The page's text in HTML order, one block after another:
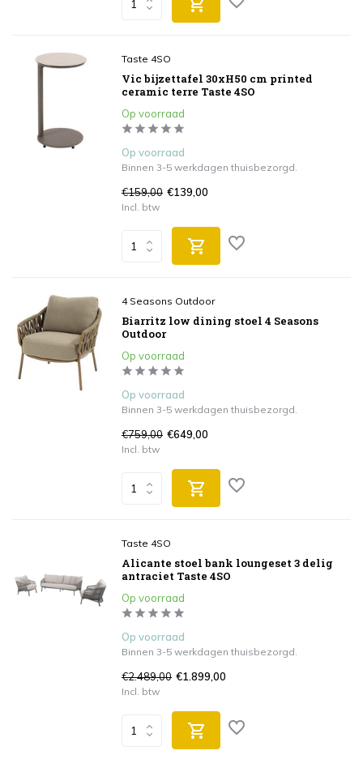
Taste 4SO
Vic bijzettafel 30xH50 cm printed
ceramic terre Taste 4SO
Op voorraad
Op voorraad
Binnen 3-5 werkdagen thuisbezorgd.
€159,00 €139,00
Incl. btw
4 Seasons Outdoor
Biarritz low dining stoel 4 Seasons
Outdoor
Op voorraad
Op voorraad
Binnen 3-5 werkdagen thuisbezorgd.
€759,00 €649,00
Incl. btw
Taste 4SO
Alicante stoel bank loungeset 3 delig
antraciet Taste 4SO
Op voorraad
Op voorraad
Binnen 3-5 werkdagen thuisbezorgd.
€2.489,00 €1.899,00
Incl. btw